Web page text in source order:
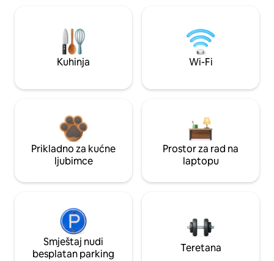
Kuhinja Wi-Fi
Prikladno za kućne
ljubimce
Prostor za rad na
laptopu
Smještaj nudi
besplatan parking
Teretana